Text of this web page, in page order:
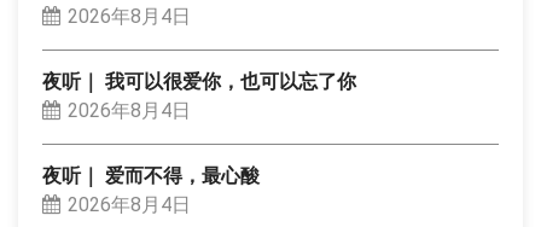
2026年8月4日
夜听｜ 我可以很爱你，也可以忘了你
2026年8月4日
夜听｜ 爱而不得，最心酸
2026年8月4日